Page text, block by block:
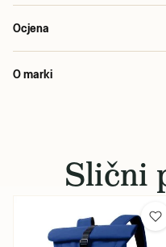
Ocjena
O marki
Slični